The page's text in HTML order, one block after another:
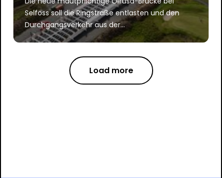
Selfoss soll die Ringstraße entlasten und den
Durchgangsverkehr aus der...
Load more